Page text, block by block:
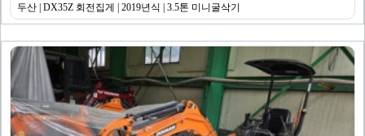
두산 | DX35Z 회전집게 | 2019년식 | 3.5톤 미니굴삭기